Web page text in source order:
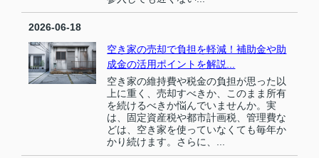
2026-06-18
空き家の売却で負担を軽減！補助金や助
成金の活用ポイントを解説...
空き家の維持費や税金の負担が思った以
上に重く、売却すべきか、このまま所有
を続けるべきか悩んでいませんか。実
は、固定資産税や都市計画税、管理費な
どは、空き家を使っていなくても毎年か
かり続けます。さらに、...